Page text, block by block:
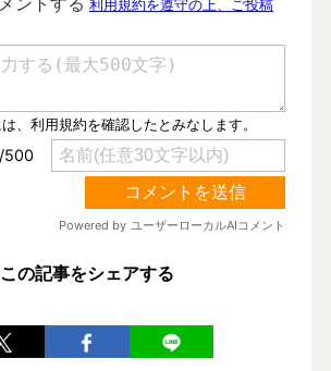
この記事をシェアする